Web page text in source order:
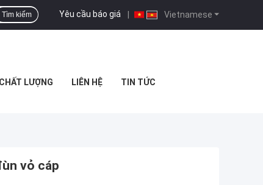
Vietnamese
Yêu cầu báo giá |
Tìm kiếm
LƯỢNG LIÊN HỆ TIN TỨC
vỏ cáp